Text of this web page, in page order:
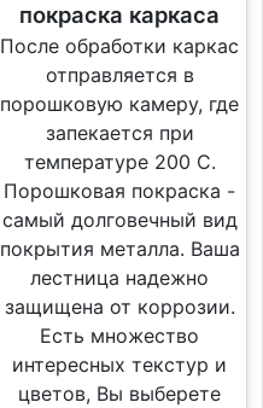
покраска каркаса
После обработки каркас
отправляется в
порошковую камеру, где
запекается при
температуре 200 С.
Порошковая покраска -
самый долговечный вид
покрытия металла. Ваша
лестница надежно
защищена от коррозии.
Есть множество
интересных текстур и
цветов, Вы выберете